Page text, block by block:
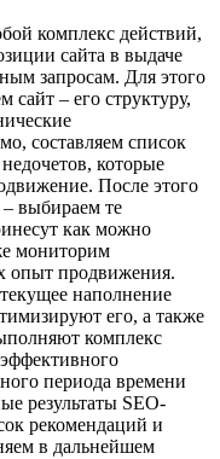
комплекс действий,
сайта в выдаче
запросам. Для этого
сайт – его структуру,
составляем список
которые
После этого
выбираем те
как можно
мониторим
опыт продвижения.
наполнение
его, а также
комплекс
периода времени
результаты SEO-
рекомендаций и
в дальнейшем